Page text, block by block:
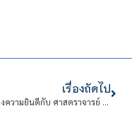
เรื่องถัดไป
ขอแสดงความยินดีกับ ศาสตราจารย์ ดร.ศุภชัย ปทุมนากุล